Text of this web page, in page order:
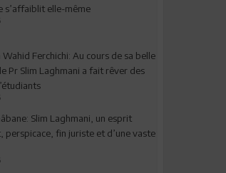
s’affaiblit elle-même
Wahid Ferchichi: Au cours de sa belle
Pr Slim Laghmani a fait rêver des
Slim Laghmani, un esprit
perspicace, fin juriste et d’une vaste